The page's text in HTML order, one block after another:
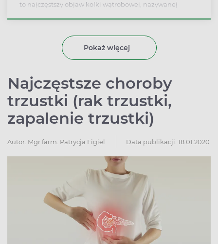
to najczęstszy objaw kolki wątrobowej, nazywanej
żółciowa. Co robić, gdy dopada nas atak kolki żółciowej?
Pokaż więcej
Najczęstsze choroby
trzustki (rak trzustki,
zapalenie trzustki)
Autor: Mgr farm. Patrycja Figiel Data publikacji: 18.01.2020